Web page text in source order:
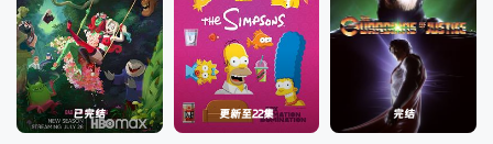
已完结 更新至22集 完结